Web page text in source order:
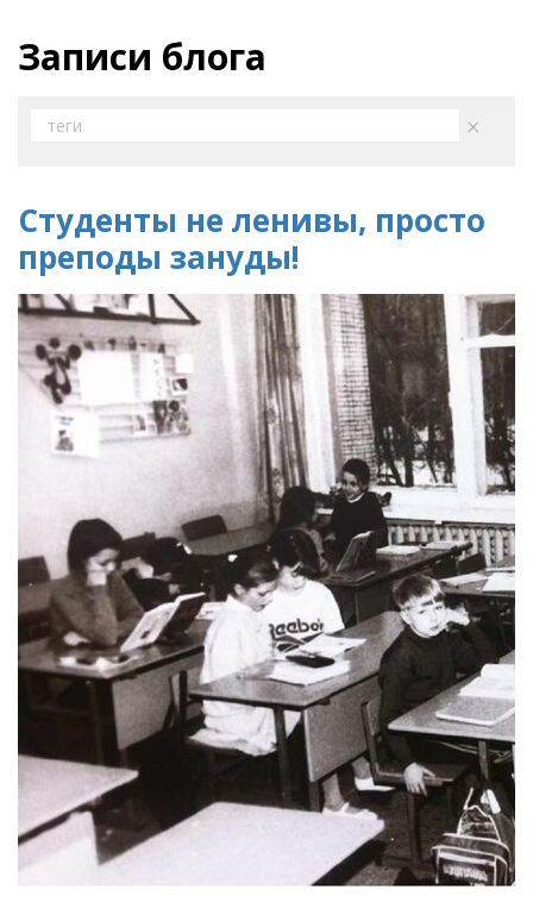
Записи блога
×
теги
Студенты не ленивы, просто
преподы зануды!